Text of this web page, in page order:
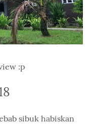
:p
sibuk habiskan